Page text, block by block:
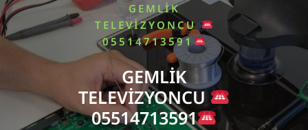
GEMLIK
TELEVIZYONCU
05514713591
GEMLIK
TELEVIZYONCU
05514713591